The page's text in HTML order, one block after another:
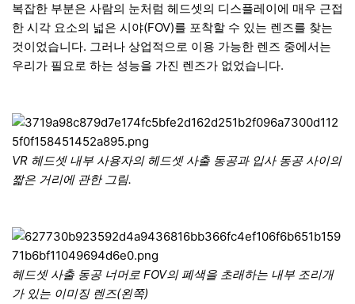
복잡한 부분은 사람의 눈처럼 헤드셋의 디스플레이에 매우 근접
한 시각 요소의 넓은 시야(FOV)를 포착할 수 있는 렌즈를 찾는
것이었습니다. 그러나 상업적으로 이용 가능한 렌즈 중에서는
우리가 필요로 하는 성능을 가진 렌즈가 없었습니다.
VR 헤드셋 내부 사용자의 헤드셋 사출 동공과 입사 동공 사이의
짧은 거리에 관한 그림.
헤드셋 사출 동공 너머로 FOV의 폐색을 초래하는 내부 조리개
가 있는 이미징 렌즈(왼쪽)